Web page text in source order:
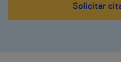
Solicitar